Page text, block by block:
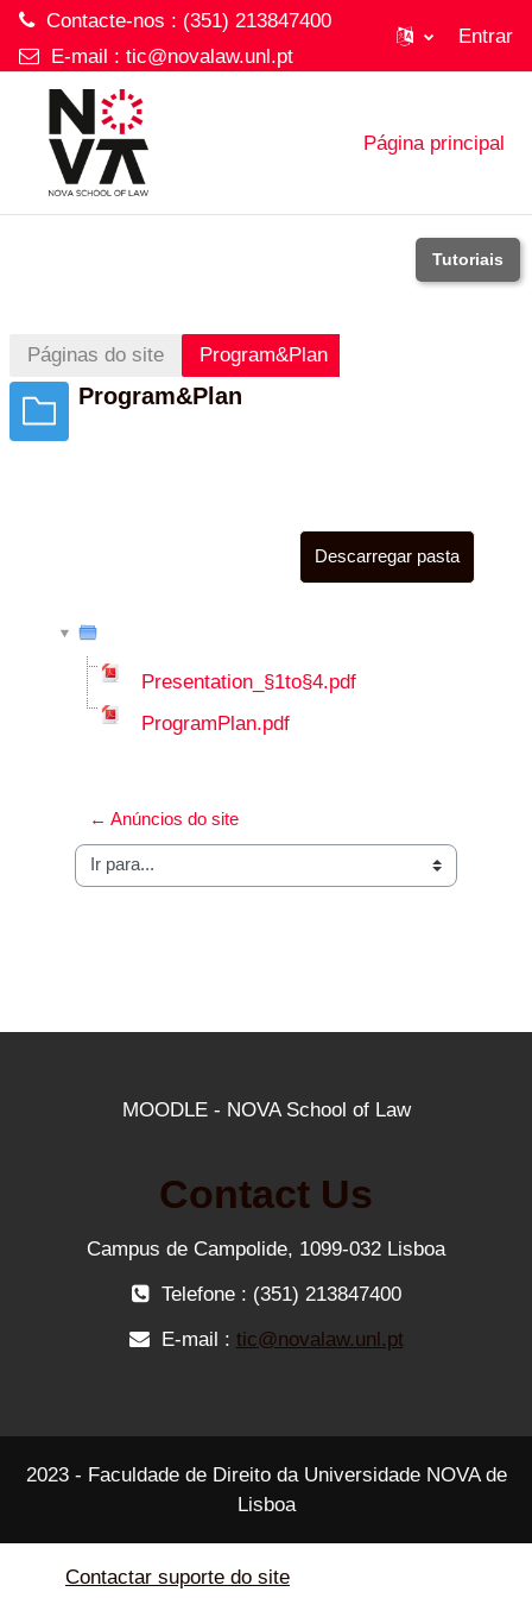
Ir para o conteúdo principal
Tutoriais
Contacte-nos : (351) 213847400
E-mail : tic@novalaw.unl.pt
Entrar
Página principal
Páginas do site Program&Plan
Program&Plan
Descarregar pasta
Presentation_§1to§4.pdf
ProgramPlan.pdf
← Anúncios do site
Ir para...
MOODLE - NOVA School of Law
Contact Us
Campus de Campolide, 1099-032 Lisboa
Telefone : (351) 213847400
E-mail : tic@novalaw.unl.pt
2023 - Faculdade de Direito da Universidade NOVA de
Lisboa
Contactar suporte do site